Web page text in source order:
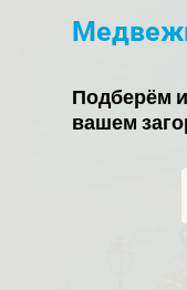
Подберём
вашем